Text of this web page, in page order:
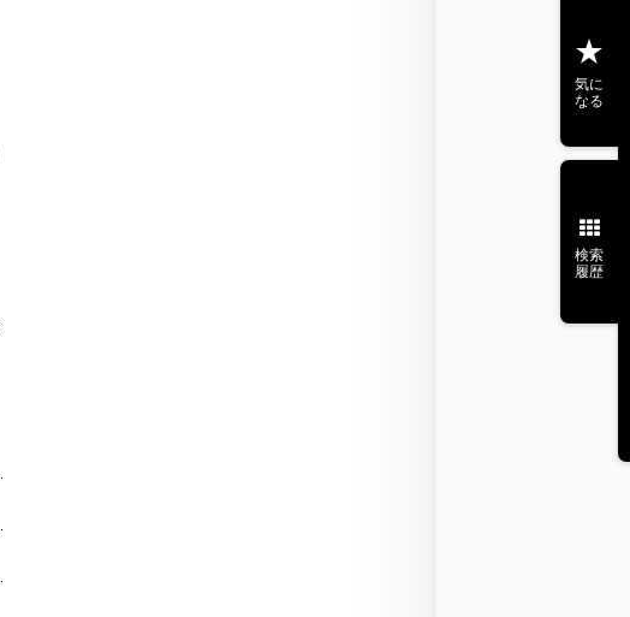
気に
なる
検索
履歴